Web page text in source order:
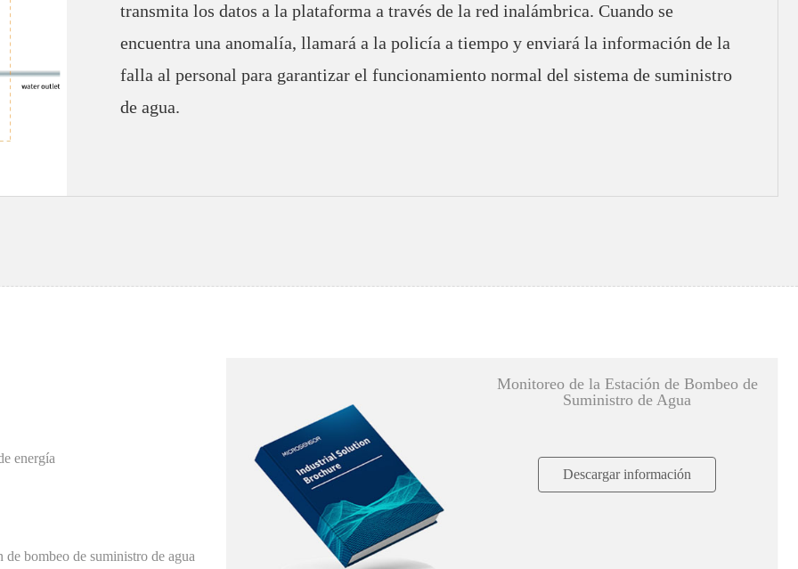
transmita los datos a la plataforma a través de la red inalámbrica. Cuando se
encuentra una anomalía, llamará a la policía a tiempo y enviará la información de la
falla al personal para garantizar el funcionamiento normal del sistema de suministro
de agua.
Monitoreo de la Estación de Bombeo de
Suministro de Agua
Descargar información
energía
bombeo de suministro de agua